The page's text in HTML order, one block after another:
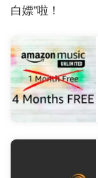
白嫖”啦！